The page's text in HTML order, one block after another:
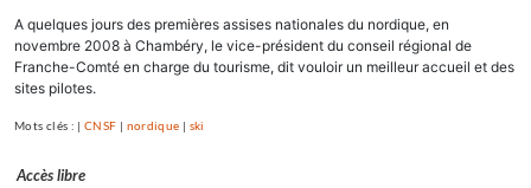
A quelques jours des premières assises nationales du nordique, en
novembre 2008 à Chambéry, le vice-président du conseil régional de
Franche-Comté en charge du tourisme, dit vouloir un meilleur accueil et des
sites pilotes.
Mots clés : |CNSF | nordique | ski
Accès libre